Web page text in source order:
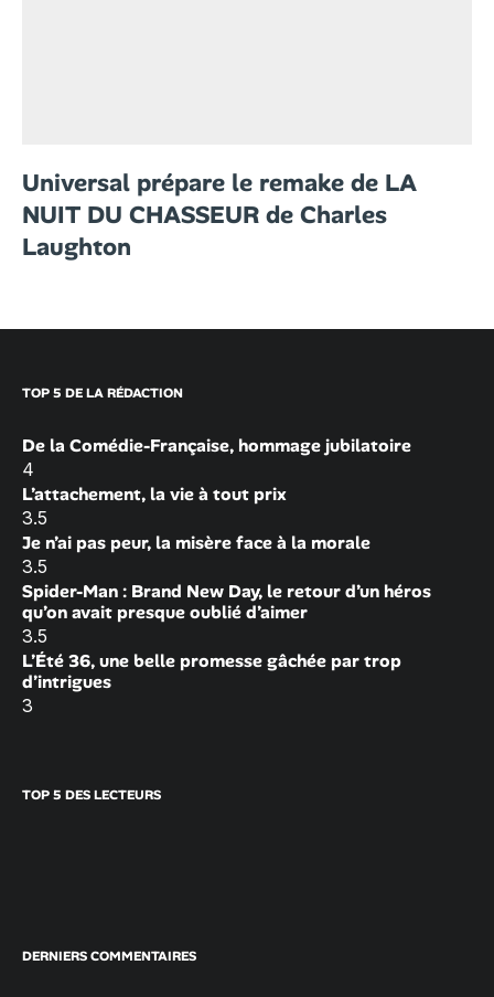
Universal prépare le remake de LA
NUIT DU CHASSEUR de Charles
Laughton
TOP 5 DE LA RÉDACTION
De la Comédie-Française, hommage jubilatoire
4
L’attachement, la vie à tout prix
3.5
Je n’ai pas peur, la misère face à la morale
3.5
Spider-Man : Brand New Day, le retour d’un héros
qu’on avait presque oublié d’aimer
3.5
L’Été 36, une belle promesse gâchée par trop
d’intrigues
3
TOP 5 DES LECTEURS
DERNIERS COMMENTAIRES